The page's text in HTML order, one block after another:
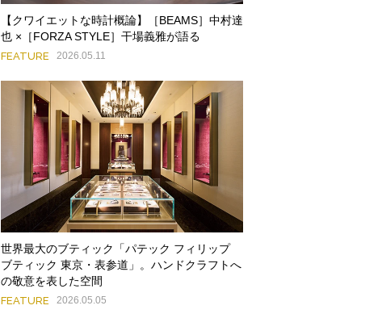
【クワイエットな時計概論】［BEAMS］中村達
也 ×［FORZA STYLE］干場義雅が語る
FEATURE 2026.05.11
世界最大のブティック「パテック フィリップ
ブティック 東京・表参道」。ハンドクラフトへ
の敬意を表した空間
FEATURE 2026.05.05